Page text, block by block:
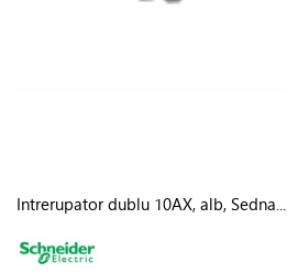
Intrerupator dublu 10AX, alb, Sedna...